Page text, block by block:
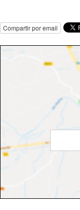
Compartir por email